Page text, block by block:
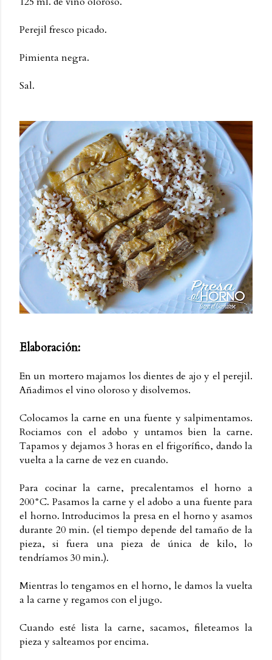
Perejil fresco picado.
Pimienta negra.
Sal.
Elaboración:
En un mortero majamos los dientes de ajo y el perejil.
Añadimos el vino oloroso y disolvemos.
Colocamos la carne en una fuente y salpimentamos.
Rociamos con el adobo y untamos bien la carne.
Tapamos y dejamos 3 horas en el frigorífico, dando la
vuelta a la carne de vez en cuando.
Para cocinar la carne, precalentamos el horno a
200°C. Pasamos la carne y el adobo a una fuente para
el horno. Introducimos la presa en el horno y asamos
durante 20 min. (el tiempo depende del tamaño de la
pieza, si fuera una pieza de única de kilo, lo
tendríamos 30 min.).
Mientras lo tengamos en el horno, le damos la vuelta
a la carne y regamos con el jugo.
Cuando esté lista la carne, sacamos, fileteamos la
pieza y salteamos por encima.